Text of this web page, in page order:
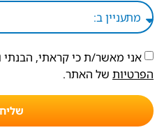
אני מאשר/ת כי קראתי, הבנתי
הפרטיות של האתר.